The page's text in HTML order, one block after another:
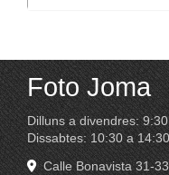
Foto Joma
Dilluns a divendres:
Dissabtes: 10:30 a 14:30
Calle Bonavista 31-